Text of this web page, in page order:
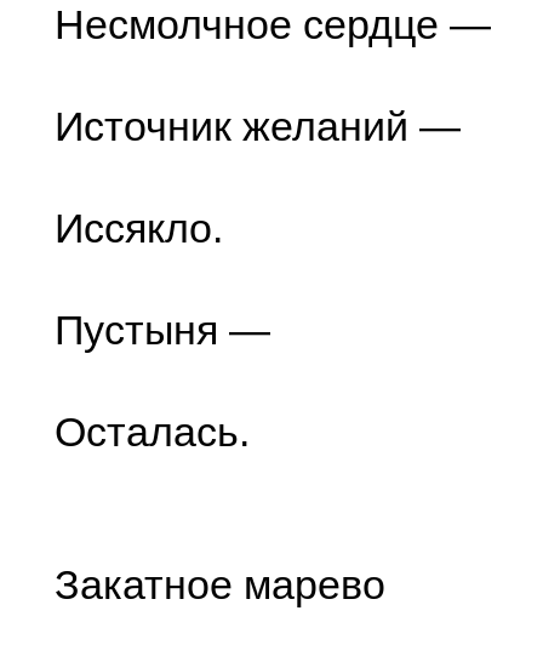
Несмолчное сердце —
Источник желаний —
Иссякло.
Пустыня —
Осталась.
Закатное марево